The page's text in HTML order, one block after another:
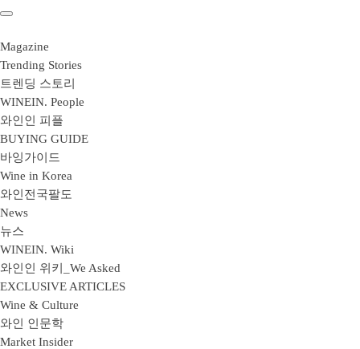
Magazine
Trending Stories
트렌딩 스토리
WINEIN. People
와인인 피플
BUYING GUIDE
바잉가이드
Wine in Korea
와인전국팔도
News
뉴스
WINEIN. Wiki
와인인 위키_We Asked
EXCLUSIVE ARTICLES
Wine & Culture
와인 인문학
Market Insider